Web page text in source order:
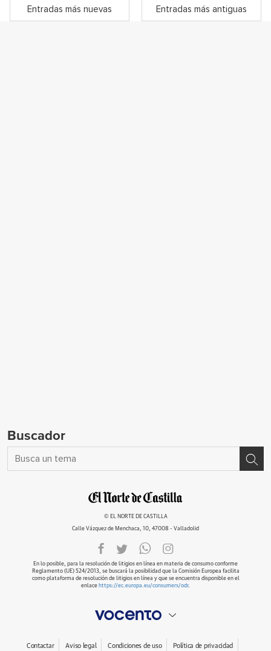
Entradas más nuevas Entradas más antiguas
Buscador
© EL NORTE DE CASTILLA
Calle Vázquez de Menchaca, 10, 47008 - Valladolid
En lo posible, para la resolución de litigios en línea en materia de consumo conforme
Reglamento (UE) 524/2013, se buscará la posibilidad que la Comisión Europea facilita
como plataforma de resolución de litigios en línea y que se encuentra disponible en el
enlace https://ec.europa.eu/consumers/odr.
Contactar Aviso legal Condiciones de uso Política de privacidad